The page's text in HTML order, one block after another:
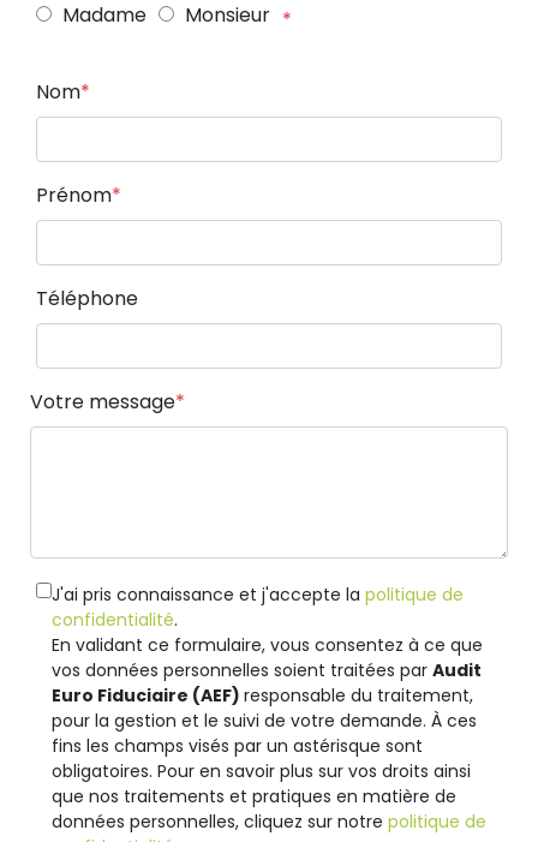
Madame Monsieur
Nom
Prénom
Téléphone
Votre message
J'ai pris connaissance et j'accepte la politique de
confidentialité.
En validant ce formulaire, vous consentez à ce que
vos données personnelles soient traitées par Audit
Euro Fiduciaire (AEF) responsable du traitement,
pour la gestion et le suivi de votre demande. À ces
fins les champs visés par un astérisque sont
obligatoires. Pour en savoir plus sur vos droits ainsi
que nos traitements et pratiques en matière de
données personnelles, cliquez sur notre politique de